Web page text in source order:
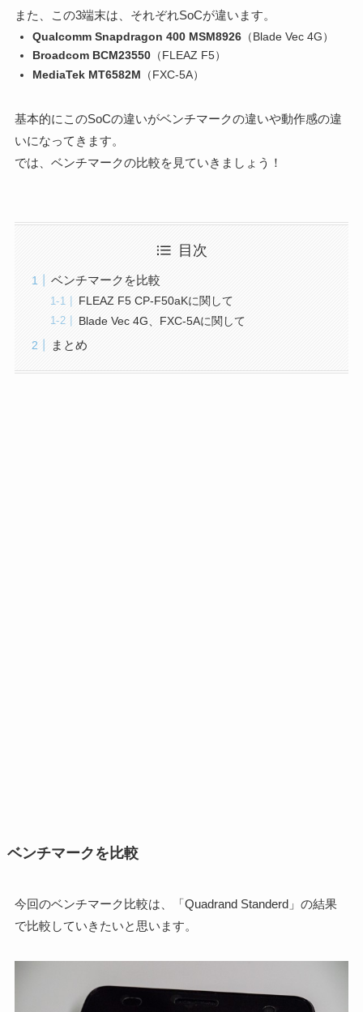
また、この3端末は、それぞれSoCが違います。
Qualcomm Snapdragon 400 MSM8926 （Blade Vec 4G）
Broadcom BCM23550 （FLEAZ F5）
MediaTek MT6582M （FXC-5A）
基本的にこのSoCの違いがベンチマークの違いや動作感の違
いになってきます。
では、ベンチマークの比較を見ていきましょう！
目次
ベンチマークを比較
FLEAZ F5 CP-F50aKに関して
Blade Vec 4G、FXC-5Aに関して
まとめ
ベンチマークを比較
今回のベンチマーク比較は、「Quadrand Standerd」の結果
で比較していきたいと思います。